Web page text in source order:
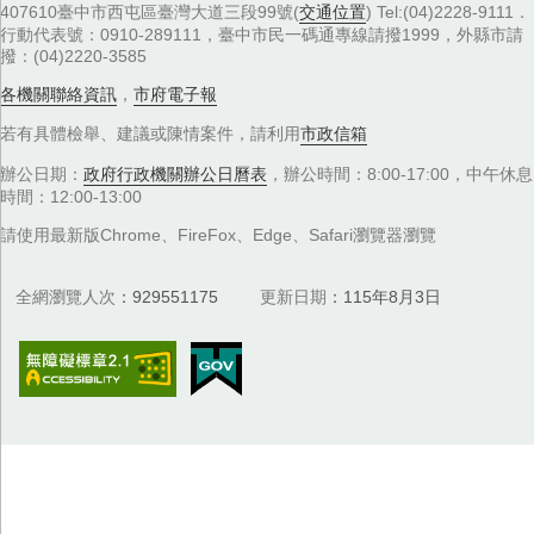
407610臺中市西屯區臺灣大道三段99號(交通位置) Tel:(04)2228-9111．
行動代表號：0910-289111，臺中市民一碼通專線請撥1999，外縣市請
撥：(04)2220-3585
各機關聯絡資訊 ， 市府電子報
若有具體檢舉、建議或陳情案件，請利用市政信箱
辦公日期： 政府行政機關辦公日曆表 ，辦公時間：8:00-17:00，中午休息
時間：12:00-13:00
請使用最新版Chrome、FireFox、Edge、Safari瀏覽器瀏覽
全網瀏覽人次 929551175 更新日期 115年8月3日